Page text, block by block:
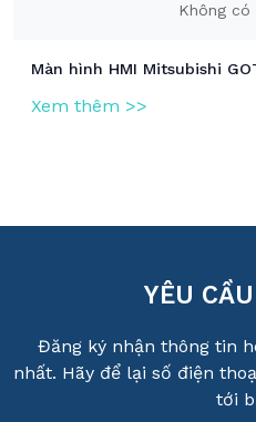
Không có
Màn hình HMI Mitsubishi
Xem thêm >>
YÊU
Đăng ký nhận thông tin
nhất. Hãy để lại số điện
tới